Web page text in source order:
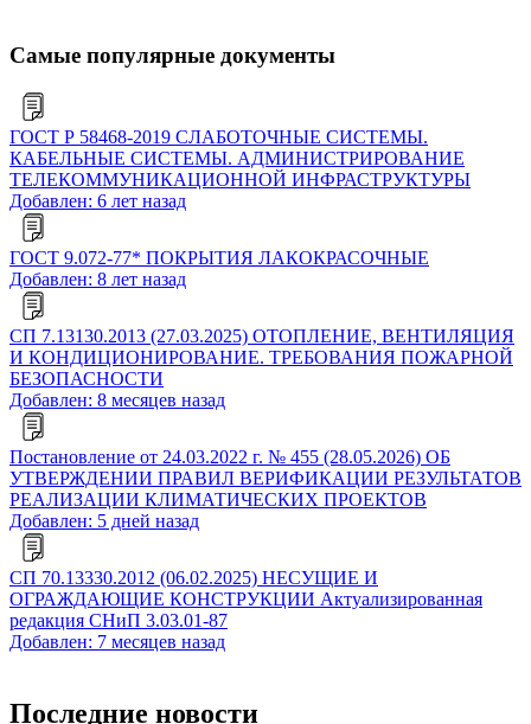
Самые популярные документы
ГОСТ Р 58468-2019 СЛАБОТОЧНЫЕ СИСТЕМЫ.
КАБЕЛЬНЫЕ СИСТЕМЫ. АДМИНИСТРИРОВАНИЕ
ТЕЛЕКОММУНИКАЦИОННОЙ ИНФРАСТРУКТУРЫ
Добавлен: 6 лет назад
ГОСТ 9.072-77* ПОКРЫТИЯ ЛАКОКРАСОЧНЫЕ
Добавлен: 8 лет назад
СП 7.13130.2013 (27.03.2025) ОТОПЛЕНИЕ, ВЕНТИЛЯЦИЯ
И КОНДИЦИОНИРОВАНИЕ. ТРЕБОВАНИЯ ПОЖАРНОЙ
БЕЗОПАСНОСТИ
Добавлен: 8 месяцев назад
Постановление от 24.03.2022 г. № 455 (28.05.2026) ОБ
УТВЕРЖДЕНИИ ПРАВИЛ ВЕРИФИКАЦИИ РЕЗУЛЬТАТОВ
РЕАЛИЗАЦИИ КЛИМАТИЧЕСКИХ ПРОЕКТОВ
Добавлен: 5 дней назад
СП 70.13330.2012 (06.02.2025) НЕСУЩИЕ И
ОГРАЖДАЮЩИЕ КОНСТРУКЦИИ Актуализированная
редакция СНиП 3.03.01-87
Добавлен: 7 месяцев назад
Последние новости